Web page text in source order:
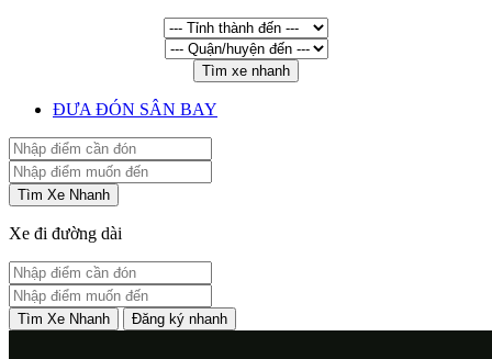
Tìm xe nhanh
ĐƯA ĐÓN SÂN BAY
Tìm Xe Nhanh
Xe đi đường dài
Tìm Xe Nhanh Đăng ký nhanh